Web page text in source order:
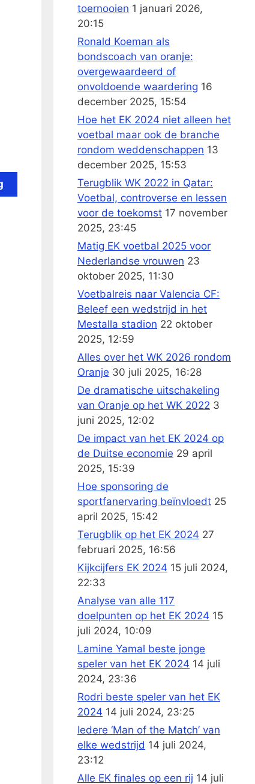
toernooien 1 januari 2026,
20:15
Ronald Koeman als
bondscoach van oranje:
overgewaardeerd of
onvoldoende waardering 16
december 2025, 15:54
Hoe het EK 2024 niet alleen het
voetbal maar ook de branche
rondom weddenschappen 13
december 2025, 15:53
Terugblik WK 2022 in Qatar:
Voetbal, controverse en lessen
voor de toekomst 17 november
2025, 23:45
Matig EK voetbal 2025 voor
Nederlandse vrouwen 23
oktober 2025, 11:30
Voetbalreis naar Valencia CF:
Beleef een wedstrijd in het
Mestalla stadion 22 oktober
2025, 12:59
Alles over het WK 2026 rondom
Oranje 30 juli 2025, 16:28
De dramatische uitschakeling
van Oranje op het WK 2022 3
juni 2025, 12:02
De impact van het EK 2024 op
de Duitse economie 29 april
2025, 15:39
Hoe sponsoring de
sportfanervaring beïnvloedt 25
april 2025, 15:42
Terugblik op het EK 2024 27
februari 2025, 16:56
Kijkcijfers EK 2024 15 juli 2024,
22:33
Analyse van alle 117
doelpunten op het EK 2024 15
juli 2024, 10:09
Lamine Yamal beste jonge
speler van het EK 2024 14 juli
2024, 23:36
Rodri beste speler van het EK
2024 14 juli 2024, 23:25
Iedere ‘Man of the Match’ van
elke wedstrijd 14 juli 2024,
23:12
Alle EK finales op een rij 14 juli